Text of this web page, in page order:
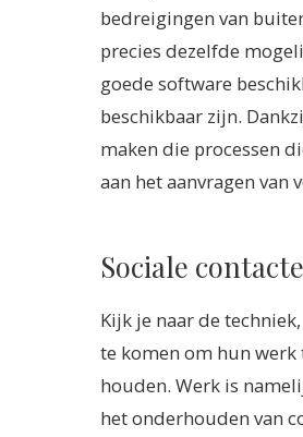
bedreigingen van
precies dezelfde
goede software
beschikbaar zijn.
maken die processen
aan het aanvragen van
Sociale
Kijk je naar de
te komen om hun werk
houden. Werk is
het onderhouden van